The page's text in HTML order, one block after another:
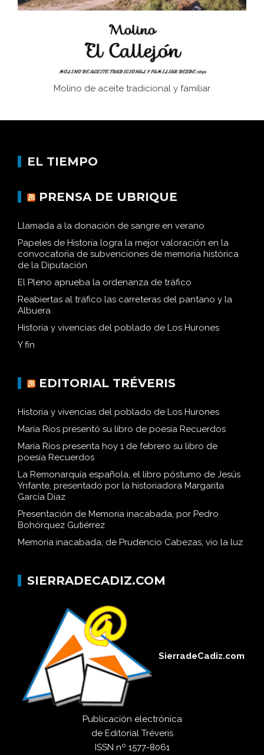
Historia y vivencias del poblado de Los Hurones
Molino de aceite tradicional y familiar
EL TIEMPO
PRENSA DE UBRIQUE
Llamada a la donación de sangre en verano
Papeles de Historia logra la mejor valoración en la
convocatoria de subvenciones de memoria histórica
de la Diputación
El Pleno aprueba la ordenanza de tráfico
Reabiertas al tráfico las carreteras del pantano y la
Albuera
Historia y vivencias del poblado de Los Hurones
Y fin
EDITORIAL TRÉVERIS
Historia y vivencias del poblado de Los Hurones
María Ríos presentó su libro de poesía Recuerdos
María Ríos presenta hoy 1 de febrero su libro de
poesía Recuerdos
La Remonarquía española, el libro póstumo de Jesús
Ynfante, presentado por la historiadora Margarita
García Díaz
Presentación de Memoria inacabada, por Pedro
Bohórquez Gutiérrez
Memoria inacabada, de Prudencio Cabezas, vio la luz
SIERRADECADIZ.COM
SierradeCadiz.com
Publicación electrónica
de Editorial Tréveris
ISSN nº 1577-8061